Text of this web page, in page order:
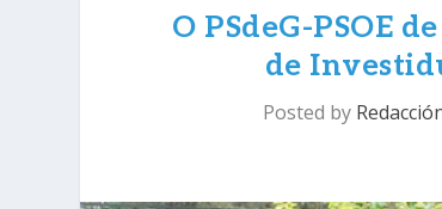
O PSdeG-PSOE
de
Posted by